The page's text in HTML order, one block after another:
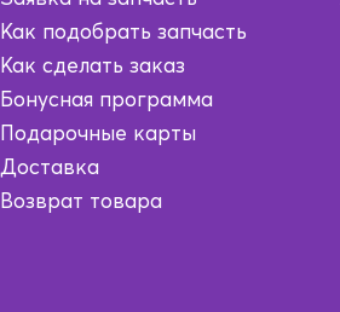
Как подобрать запчасть
Как сделать заказ
Бонусная программа
Подарочные карты
Доставка
Возврат товара